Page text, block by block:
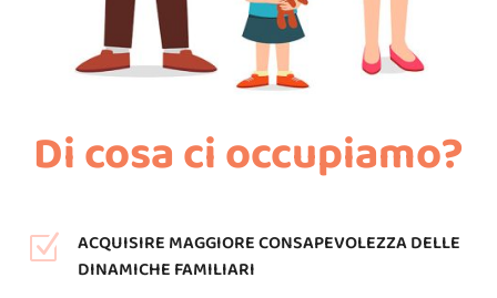
Di cosa ci occupiamo?
Z
ACQUISIRE MAGGIORE CONSAPEVOLEZZA DELLE
DINAMICHE FAMILIARI